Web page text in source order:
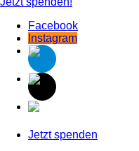
Facebook
Instagram
Jetzt spenden